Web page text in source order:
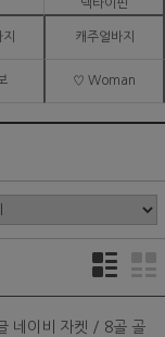
넥타이핀
캐주얼바지
♡ Woman
네이비 자켓 / 8골 골